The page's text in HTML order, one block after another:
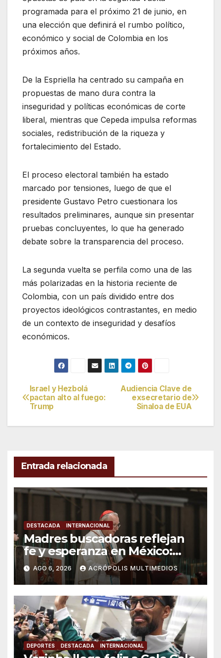
programada para el próximo 21 de junio, en
una elección que definirá el rumbo político,
económico y social de Colombia en los
próximos años.
De la Espriella ha centrado su campaña en
propuestas de mano dura contra la
inseguridad y políticas económicas de corte
liberal, mientras que Cepeda impulsa reformas
sociales, redistribución de la riqueza y
fortalecimiento del Estado.
El proceso electoral también ha estado
marcado por tensiones, luego de que el
presidente Gustavo Petro cuestionara los
resultados preliminares, aunque sin presentar
pruebas concluyentes, lo que ha generado
debate sobre la transparencia del proceso.
La segunda vuelta se perfila como una de las
más polarizadas en la historia reciente de
Colombia, con un país dividido entre dos
proyectos ideológicos contrastantes, en medio
de un contexto de inseguridad y desafíos
económicos.
Navegación
de
Audiencia Clave de
exsecretario de
Sinaloa de EUA
Israel y Hezbolá
pactan alto al fuego:
Trump
Entrada relacionada
DESTACADA INTERNACIONAL
Madres buscadoras reflejan
fe y esperanza en México:
Parolin
AGO 6, 2026 ACRÓPOLIS MULTIMEDIOS
DEPORTES DESTACADA INTERNACIONAL